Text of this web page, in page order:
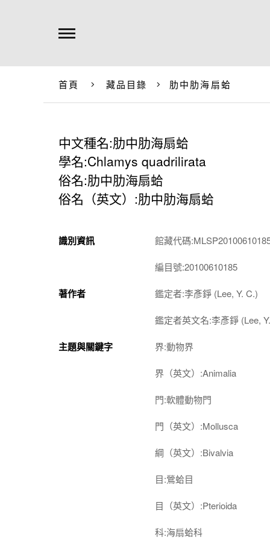
首頁 藏品目錄 肋中肋海扇蛤
中文種名:肋中肋海扇蛤
學名:Chlamys quadrilirata
俗名:肋中肋海扇蛤
俗名（英文）:肋中肋海扇蛤
識別資訊 館藏代碼
編目號:20100610185
著作者 鑑定者:李彥錚 (Lee, Y. C.)
鑑定者英文名:李彥錚 (Lee,
主題與關鍵字 界:動物界
界（英文）:Animalia
門:軟體動物門
門（英文）:Mollusca
綱（英文）:Bivalvia
目:鶯蛤目
目（英文）:Pterioida
科:海扇蛤科